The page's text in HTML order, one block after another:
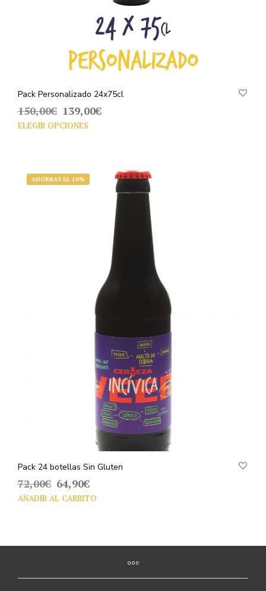
Pack Personalizado 24x75cl
150,00€ El
precio
150,00€.
139,00€El
139,00€.
ELEGIR OPCIONES
AHORRAS EL 10%
Pack 24 botellas Sin Gluten
72,00€ El
precio
72,00€.
64,90€El
precio
64,90€.
AÑADIR AL CARRITO